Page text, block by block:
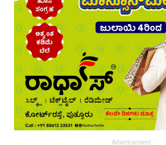
Advertisement